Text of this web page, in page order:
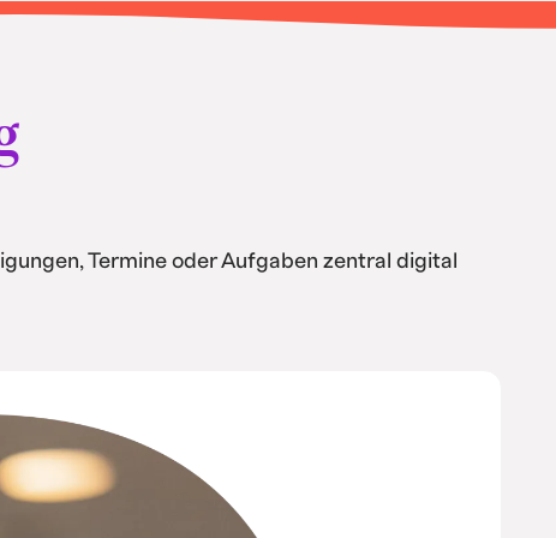
Termine oder Aufgaben zentral digital